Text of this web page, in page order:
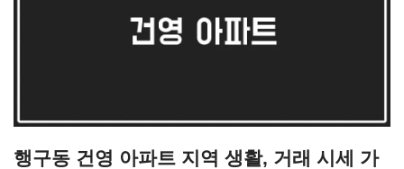
행구동 건영 아파트 지역 생활, 거래 시세 가